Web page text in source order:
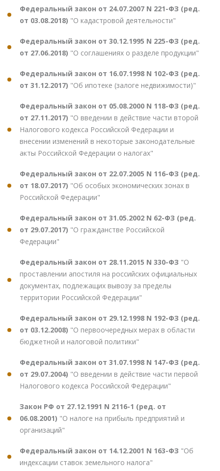
Федеральный закон от 24.07.2007 N 221-ФЗ (ред.
от 03.08.2018) "О кадастровой деятельности"
Федеральный закон от 30.12.1995 N 225-ФЗ (ред.
от 27.06.2018) "О соглашениях о разделе продукции"
Федеральный закон от 16.07.1998 N 102-ФЗ (ред.
от 31.12.2017) "Об ипотеке (залоге недвижимости)"
Федеральный закон от 05.08.2000 N 118-ФЗ (ред.
от 27.11.2017) "О введении в действие части второй
Налогового кодекса Российской Федерации и
внесении изменений в некоторые законодательные
акты Российской Федерации о налогах"
Федеральный закон от 22.07.2005 N 116-ФЗ (ред.
от 18.07.2017) "Об особых экономических зонах в
Российской Федерации"
Федеральный закон от 31.05.2002 N 62-ФЗ (ред.
от 29.07.2017) "О гражданстве Российской
Федерации"
Федеральный закон от 28.11.2015 N 330-ФЗ "О
проставлении апостиля на российских официальных
документах, подлежащих вывозу за пределы
территории Российской Федерации"
Федеральный закон от 29.12.1998 N 192-ФЗ (ред.
от 03.12.2008) "О первоочередных мерах в области
бюджетной и налоговой политики"
Федеральный закон от 31.07.1998 N 147-ФЗ (ред.
от 29.07.2004) "О введении в действие части первой
Налогового кодекса Российской Федерации"
Закон РФ от 27.12.1991 N 2116-1 (ред. от
06.08.2001) "О налоге на прибыль предприятий и
организаций"
Федеральный закон от 14.12.2001 N 163-ФЗ "Об
индексации ставок земельного налога"